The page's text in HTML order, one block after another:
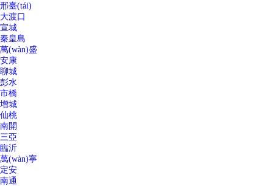
邢臺(tái)
大渡口
宣城
秦皇島
萬(wàn)盛
安康
聊城
彭水
市橋
增城
仙桃
南開
三亞
臨沂
萬(wàn)寧
定安
南通